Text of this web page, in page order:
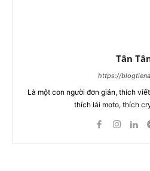
Tân
https://
Là một con người đơn giản, thích
thích lái moto, thích